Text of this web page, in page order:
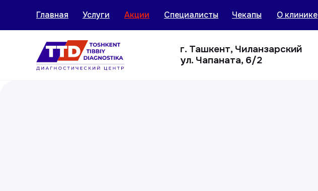
Главная Услуги Акции Специалисты Чекапы О клинике
г. Ташкент, Чиланзарский
ул. Чапаната, 6/2